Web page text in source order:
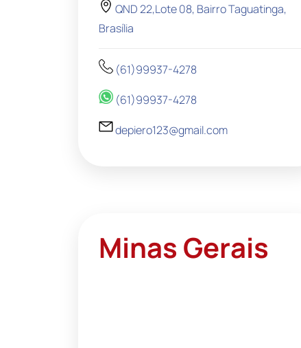
QND 22,Lote 08, Bairro Taguatinga,
Brasília
(61)99937-4278
(61)99937-4278
depiero123@gmail.com
Minas Gerais